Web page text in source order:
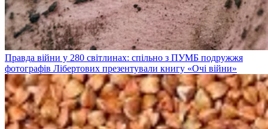
Правда війни у 280 світлинах: спільно з ПУМБ подружжя
фотографів Лібертових презентували книгу «Очі війни»